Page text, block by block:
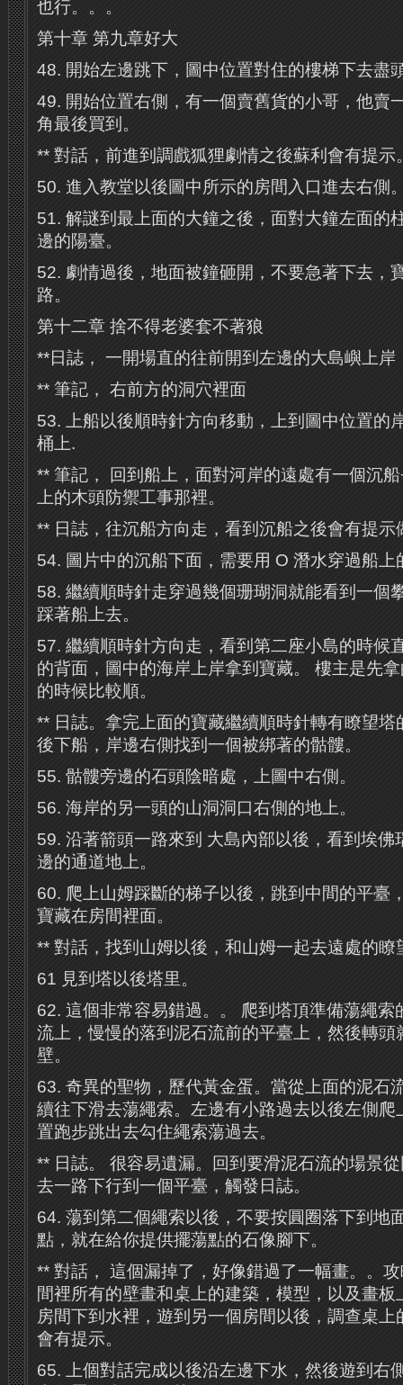
也行。。。
第十章 第九章好大
48. 開始左邊跳下，圖中位置對住的樓梯下去盡
49. 開始位置右側，有一個賣舊貨的小哥，他賣
角最後買到。
** 對話，前進到調戲狐狸劇情之後蘇利會有提示
50. 進入教堂以後圖中所示的房間入口進去右側
51. 解謎到最上面的大鐘之後，面對大鐘左面的
邊的陽臺。
52. 劇情過後，地面被鐘砸開，不要急著下去，
路。
第十二章 捨不得老婆套不著狼
**日誌， 一開場直的往前開到左邊的大島嶼上岸
** 筆記， 右前方的洞穴裡面
53. 上船以後順時針方向移動，上到圖中位置的
桶上.
** 筆記， 回到船上，面對河岸的遠處有一個沉
上的木頭防禦工事那裡。
** 日誌，往沉船方向走，看到沉船之後會有提示
54. 圖片中的沉船下面，需要用 O 潛水穿過船上
58. 繼續順時針走穿過幾個珊瑚洞就能看到一個
踩著船上去。
57. 繼續順時針方向走，看到第二座小島的時候
的背面，圖中的海岸上岸拿到寶藏。 樓主是先
的時候比較順。
** 日誌。拿完上面的寶藏繼續順時針轉有瞭望
後下船，岸邊右側找到一個被綁著的骷髏。
55. 骷髏旁邊的石頭陰暗處，上圖中右側。
56. 海岸的另一頭的山洞洞口右側的地上。
59. 沿著箭頭一路來到 大島內部以後，看到埃佛
邊的通道地上。
60. 爬上山姆踩斷的梯子以後，跳到中間的平臺
寶藏在房間裡面。
** 對話，找到山姆以後，和山姆一起去遠處的瞭
61 見到塔以後塔里。
62. 這個非常容易錯過。。 爬到塔頂準備蕩繩索
流上，慢慢的落到泥石流前的平臺上，然後轉頭
壁。
63. 奇異的聖物，歷代黃金蛋。當從上面的泥石
續往下滑去蕩繩索。左邊有小路過去以後左側爬
置跑步跳出去勾住繩索蕩過去。
** 日誌。 很容易遺漏。回到要滑泥石流的場景
去一路下行到一個平臺，觸發日誌。
64. 蕩到第二個繩索以後，不要按圓圈落下到地
點，就在給你提供擺蕩點的石像腳下。
** 對話， 這個漏掉了，好像錯過了一幅畫。。
間裡所有的壁畫和桌上的建築，模型，以及畫
房間下到水裡，遊到另一個房間以後，調查桌
會有提示。
65. 上個對話完成以後沿左邊下水，然後遊到右